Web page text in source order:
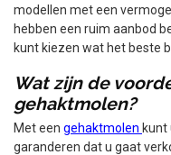
modellen met een
hebben een ruim aanbod
kunt kiezen wat het beste
Wat zijn de
gehaktmolen?
Met een gehaktmolen kunt
garanderen dat u gaat